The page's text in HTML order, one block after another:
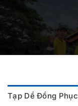
Tạp Dề Đồng Phục